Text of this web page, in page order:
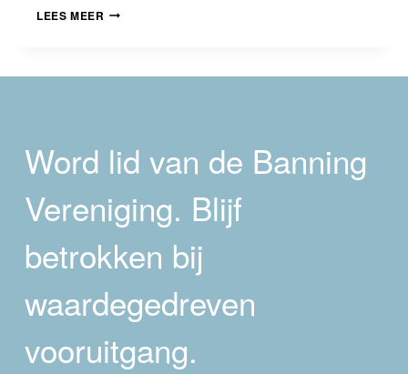
LEES MEER BRIEF
Word lid van de Banning
Vereniging. Blijf
betrokken bij
waardegedreven
vooruitgang.